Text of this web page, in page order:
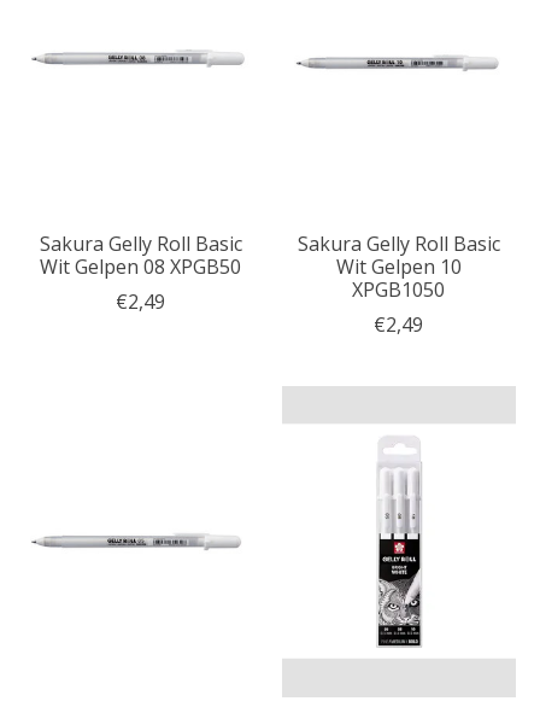
Sakura Gelly Roll Basic
Wit Gelpen 08 XPGB50
€2,49
Sakura Gelly Roll Basic
Wit Gelpen 10
XPGB1050
€2,49